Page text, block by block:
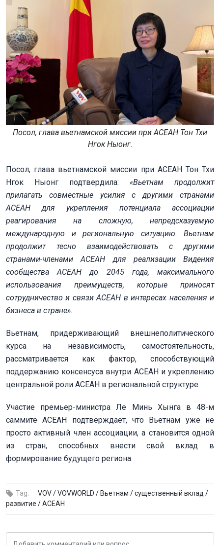
Посол, глава вьетнамской миссии при АСЕАН Тон Тхи
Нгок Ныонг.
Посол, глава вьетнамской миссии при АСЕАН Тон Тхи
Нгок Ныонг подтвердила: «Вьетнам продолжит
прилагать совместные усилия с другими странами
АСЕАН для укрепления потенциала ассоциации
реагирования на сложную, непредсказуемую
международную и региональную ситуацию. Вьетнам
продолжит тесно взаимодействовать с другими
странами-членами АСЕАН для реализации Видения
сообщества АСЕАН до 2045 года, максимального
использования преимуществ, которые приносят
сотрудничество и связи АСЕАН в интересах населения и
бизнеса в стране».
Вьетнам, придерживающий внешнеполитического
курса на независимость, самостоятельность,
рассматривается как фактор, способствующий
поддержанию консенсуса внутри АСЕАН и укреплению
центральной роли АСЕАН в региональной структуре.
Участие премьер-министра Ле Минь Хынга в 48-м
саммите АСЕАН подтверждает, что Вьетнам уже не
просто активный член ассоциации, а становится одной
из стран, способных внести свой вклад в
формирование будущего региона.
Tag: VOV /VOVWORLD / Вьетнам /существенный вклад /
развитие /АСЕАН